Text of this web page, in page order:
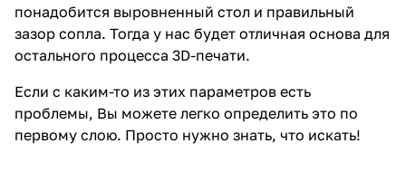
понадобится выровненный стол и правильный
зазор сопла. Тогда у нас будет отличная основа для
остального процесса 3D-печати.
Если с каким-то из этих параметров есть
проблемы, Вы можете легко определить это по
первому слою. Просто нужно знать, что искать!